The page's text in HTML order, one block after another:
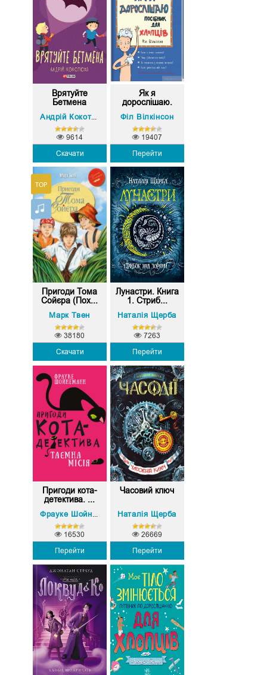
Врятуйте
Бетмена
Андрій Кокотюха
Скачати
9614
Як я
дорослішаю.
Філ Вілкінсон
Перейти
19407
Пригоди Тома
Сойєра (Пох...
Марк Твен
Скачати
38180
Лунастри. Книга
1. Стриб...
Наталія Щерба
Перейти
7263
Пригоди кота-
детектива. ...
Фрауке Шойнеманн
Перейти
16530
Часовий ключ
Наталія Щерба
Перейти
26669